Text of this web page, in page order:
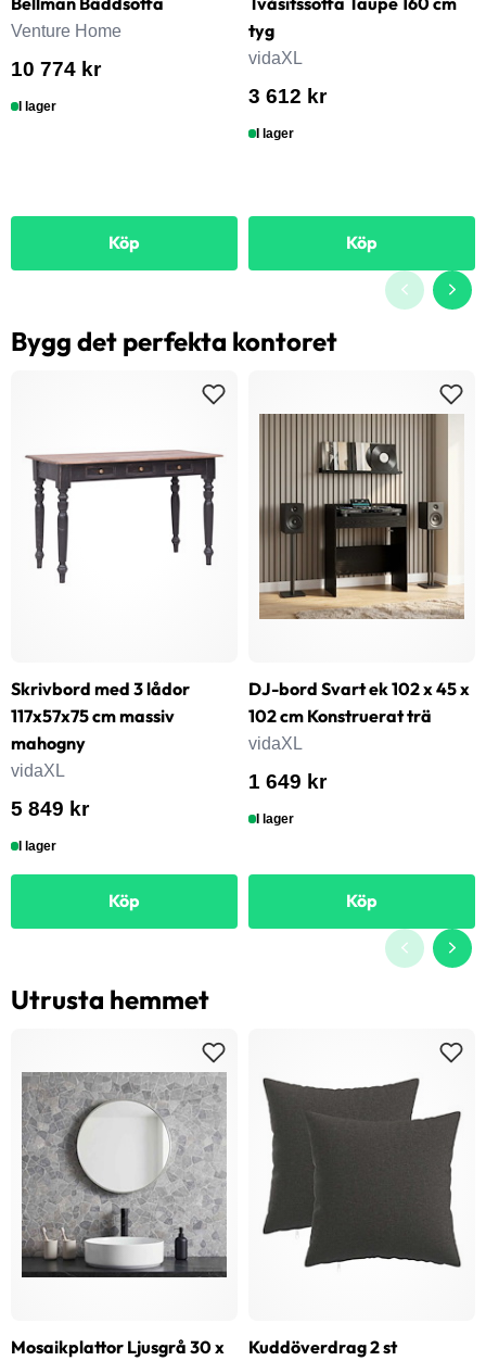
Venture Home
10 774 kr
I lager
Köp
tyg
vidaXL
3 612 kr
I lager
Köp
Bygg det perfekta kontoret
Skrivbord med 3 lådor
117x57x75 cm massiv
mahogny
vidaXL
5 849 kr
I lager
Köp
DJ-bord Svart ek 102 x 45 x
102 cm Konstruerat trä
vidaXL
1 649 kr
I lager
Köp
Utrusta hemmet
Mosaikplattor Ljusgrå 30 x
Kuddöverdrag 2 st